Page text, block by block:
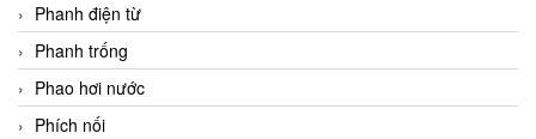
Phanh điện từ
Phanh trống
Phao hơi nước
Phích nối